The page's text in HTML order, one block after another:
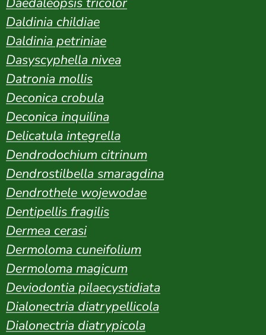
Daldinia childiae
Daldinia petriniae
Dasyscyphella nivea
Datronia mollis
Deconica crobula
Deconica inquilina
Delicatula integrella
Dendrodochium citrinum
Dendrostilbella smaragdina
Dendrothele wojewodae
Dentipellis fragilis
Dermea cerasi
Dermoloma cuneifolium
Dermoloma magicum
Deviodontia pilaecystidiata
Dialonectria diatrypellicola
Dialonectria diatrypicola